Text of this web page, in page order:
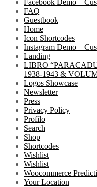
Facebook Demo –
FAQ
Guestbook
Home
Icon Shortcodes
Instagram Demo –
Landing
LIBRO
1938-1943 &
Logos Showcase
Newsletter
Press
Privacy Policy
Profilo
Search
Shop
Shortcodes
Wishlist
Wishlist
Woocommerce
Your Location